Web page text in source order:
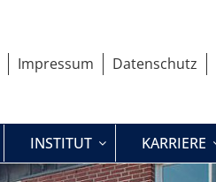
Impressum Datenschutz
INSTITUT KARRIERE